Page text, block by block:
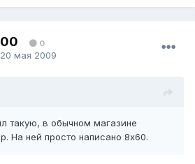
0
20 мая 2009
такую, в обычном магазине
На ней просто написано 8х60.